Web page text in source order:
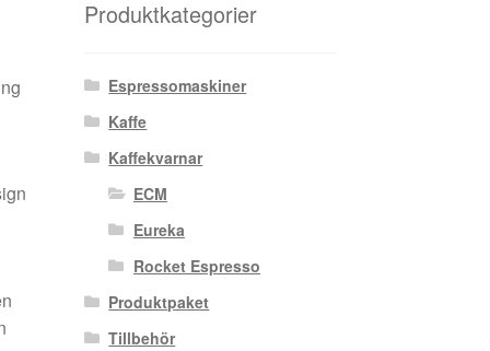
Produktkategorier
Espressomaskiner
Kaffe
Kaffekvarnar
ECM
Eureka
Rocket Espresso
Produktpaket
Tillbehör